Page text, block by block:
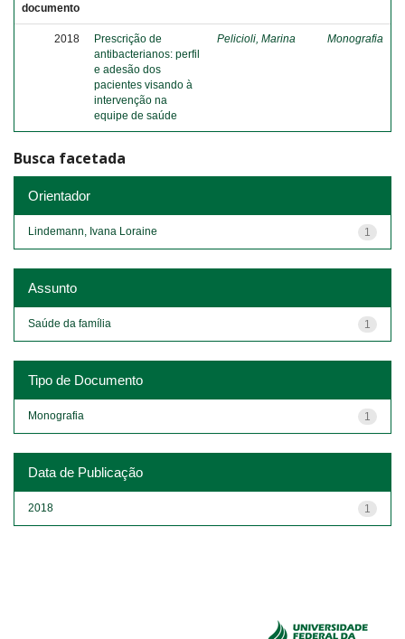
documento
2018
Prescrição de
antibacterianos: perfil
e adesão dos
pacientes visando à
intervenção na
equipe de saúde
Pelicioli, Marina Monografia
Busca facetada
Orientador
1
Lindemann, Ivana Loraine
Assunto
1
Saúde da família
Tipo de Documento
1
Monografia
Data de Publicação
1
2018